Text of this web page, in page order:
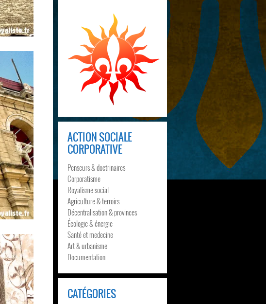
ACTION SOCIALE
CORPORATIVE
Penseurs & doctrinaires
Corporatisme
Royalisme social
Agriculture & terroirs
Décentralisation & provinces
Écologie & énergie
Santé et medecine
Art & urbanisme
Documentation
CATÉGORIES